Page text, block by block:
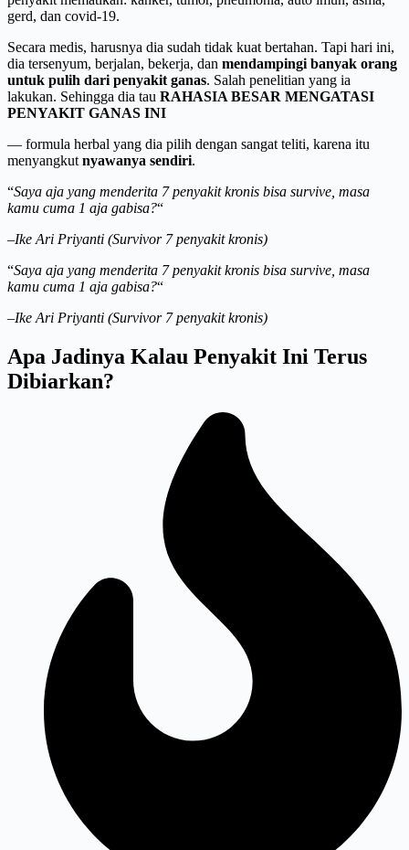
gerd, dan covid-19.
Secara medis, harusnya dia sudah tidak kuat bertahan. Tapi hari ini,
dia tersenyum, berjalan, bekerja, dan mendampingi banyak orang
untuk pulih dari penyakit ganas. Salah penelitian yang ia
lakukan. Sehingga dia tau RAHASIA BESAR MENGATASI
PENYAKIT GANAS INI
— formula herbal yang dia pilih dengan sangat teliti, karena itu
menyangkutnyawanya sendiri.
“Saya aja yang menderita 7 penyakit kronis bisa survive, masa
kamu cuma 1 aja gabisa?“
–Ike Ari Priyanti (Survivor 7 penyakit kronis)
“Saya aja yang menderita 7 penyakit kronis bisa survive, masa
kamu cuma 1 aja gabisa?“
–Ike Ari Priyanti (Survivor 7 penyakit kronis)
Apa Jadinya Kalau Penyakit Ini Terus
Dibiarkan?